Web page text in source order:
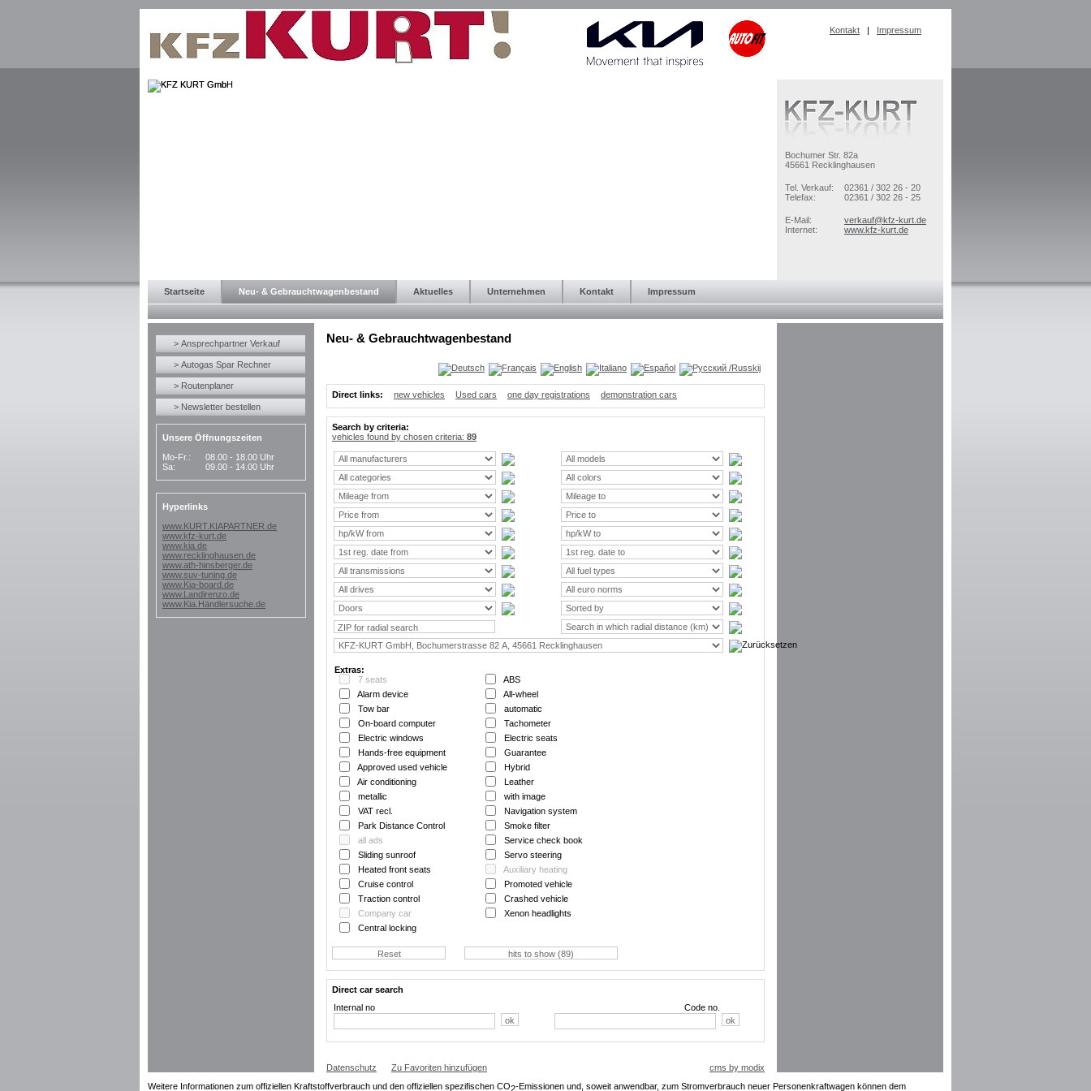
Kontakt | Impressum
Bochumer Str. 82a
45661 Recklinghausen
Tel. Verkauf:
02361 / 302 26 - 20
Telefax:
02361 / 302 26 - 25
E-Mail:
verkauf@kfz-kurt.de
Internet:
www.kfz-kurt.de
Startseite Neu- & Gebrauchtwagenbestand Aktuelles Unternehmen Kontakt Impressum
> Ansprechpartner Verkauf
> Autogas Spar Rechner
> Routenplaner
> Newsletter bestellen
Unsere Öffnungszeiten
Mo-Fr.:
08.00 - 18.00 Uhr
Sa:
09.00 - 14.00 Uhr
Hyperlinks
www.KURT.KIAPARTNER.de
www.kfz-kurt.de
www.kia.de
www.recklinghausen.de
www.ath-hinsberger.de
www.suv-tuning.de
www.Kia-board.de
www.Landirenzo.de
www.Kia.Händlersuche.de
Neu- & Gebrauchtwagenbestand
Direct links: new vehicles Used cars one day registrations demonstration cars
Search by criteria:
vehicles found by chosen criteria: 89
Extras:
7 seats
ABS
Alarm device
All-wheel
Tow bar
automatic
On-board computer
Tachometer
Electric windows
Electric seats
Hands-free equipment
Guarantee
Approved used vehicle
Hybrid
Air conditioning
Leather
metallic
with image
VAT recl.
Navigation system
Park Distance Control
Smoke filter
all ads
Service check book
Sliding sunroof
Servo steering
Heated front seats
Auxiliary heating
Cruise control
Promoted vehicle
Traction control
Crashed vehicle
Company car
Xenon headlights
Central locking
Direct car search
Internal no
Code no.
cms by modix
Datenschutz
Zu Favoriten hinzufügen
Weitere Informationen zum offiziellen Kraftstoffverbrauch und den offiziellen spezifischen CO2-Emissionen und, soweit anwendbar, zum Stromverbrauch neuer Personenkraftwagen können dem